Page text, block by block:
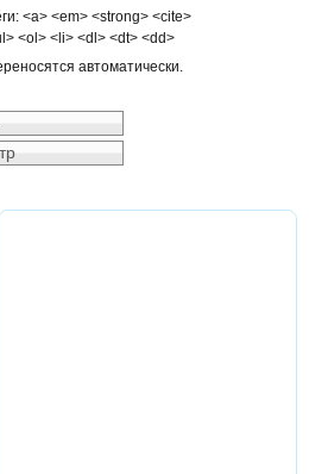
<a> <em> <strong> <cite>
<ol> <li> <dl> <dt> <dd>
автоматически.